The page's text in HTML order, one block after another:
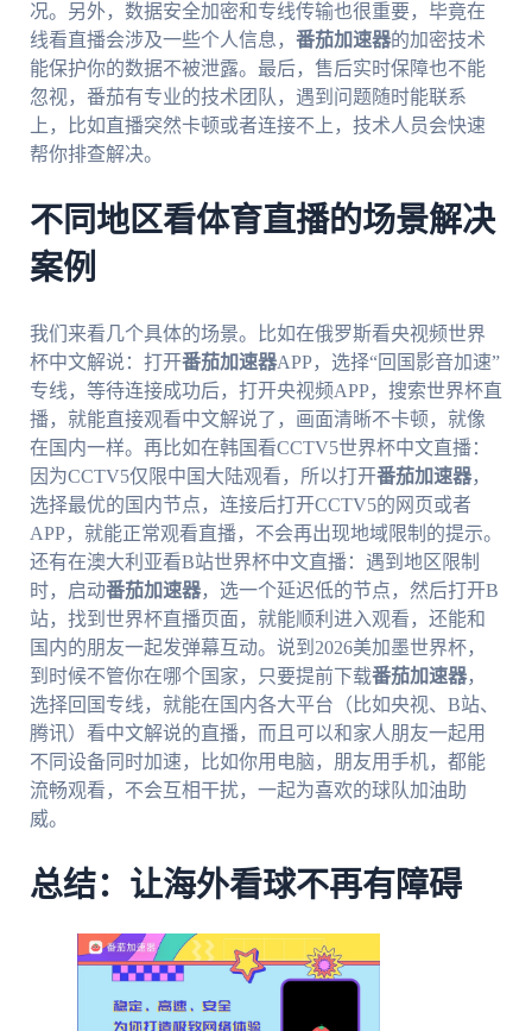
况。另外，数据安全加密和专线传输也很重要，毕竟在
线看直播会涉及一些个人信息， 番茄加速器的加密技术
能保护你的数据不被泄露。最后，售后实时保障也不能
忽视，番茄有专业的技术团队，遇到问题随时能联系
上，比如直播突然卡顿或者连接不上，技术人员会快速
帮你排查解决。
不同地区看体育直播的场景解决
案例
我们来看几个具体的场景。比如在俄罗斯看央视频世界
杯中文解说：打开番茄加速器APP，选择“回国影音加速”
专线，等待连接成功后，打开央视频APP，搜索世界杯直
播，就能直接观看中文解说了，画面清晰不卡顿，就像
在国内一样。再比如在韩国看CCTV5世界杯中文直播：
因为CCTV5仅限中国大陆观看，所以打开番茄加速器，
选择最优的国内节点，连接后打开CCTV5的网页或者
APP，就能正常观看直播，不会再出现地域限制的提示。
还有在澳大利亚看B站世界杯中文直播：遇到地区限制
时，启动番茄加速器，选一个延迟低的节点，然后打开B
站，找到世界杯直播页面，就能顺利进入观看，还能和
国内的朋友一起发弹幕互动。说到2026美加墨世界杯，
到时候不管你在哪个国家，只要提前下载番茄加速器，
选择回国专线，就能在国内各大平台（比如央视、B站、
腾讯）看中文解说的直播，而且可以和家人朋友一起用
不同设备同时加速，比如你用电脑，朋友用手机，都能
流畅观看，不会互相干扰，一起为喜欢的球队加油助
威。
总结：让海外看球不再有障碍